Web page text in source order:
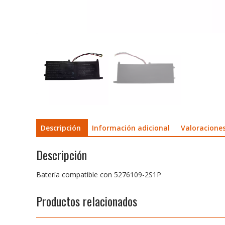
Descripción Información adicional
Descripción
Batería compatible con 5276109-2S1P
Productos relacionados